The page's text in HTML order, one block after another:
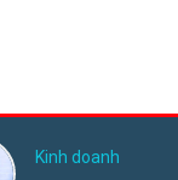
Kinh doanh